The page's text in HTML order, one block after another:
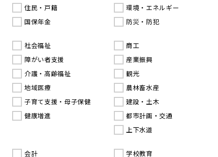
住民・戸籍
国保年金
環境・エネルギー
防災・防犯
社会福祉
障がい者支援
介護・高齢福祉
地域医療
子育て支援・母子保健
健康増進
商工
産業振興
観光
農林畜水産
建設・土木
都市計画・交通
上下水道
会計
学校教育